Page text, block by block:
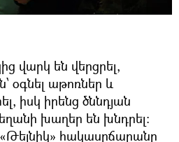
վարկ են վերցրել,
օգնել աթոռներ և
իսկ իրենց ծննդյան
խաղեր են խնդրել։
հակասրճարանը